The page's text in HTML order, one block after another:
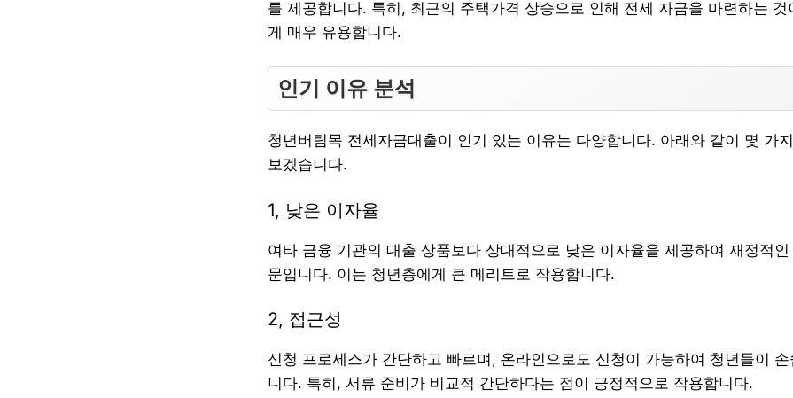
를 제공합니다. 특히, 최근의 주택가격 상승으로 인해 전세 자금을 마련하는 것
게 매우 유용합니다.
인기 이유 분석
청년버팀목 전세자금대출이 인기 있는 이유는 다양합니다. 아래와 같이 몇 가
보겠습니다.
1, 낮은 이자율
여타 금융 기관의 대출 상품보다 상대적으로 낮은 이자율을 제공하여 재정적
문입니다. 이는 청년층에게 큰 메리트로 작용합니다.
2, 접근성
신청 프로세스가 간단하고 빠르며, 온라인으로도 신청이 가능하여 청년들이
니다. 특히, 서류 준비가 비교적 간단하다는 점이 긍정적으로 작용합니다.